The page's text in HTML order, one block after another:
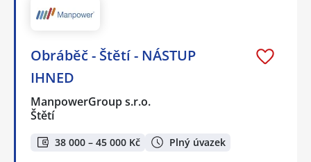
Obráběč - Štětí - NÁSTUP
IHNED
ManpowerGroup s.r.o.
Štětí
38 000 – 45 000 Kč Plný úvazek